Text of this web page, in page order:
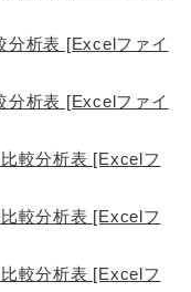
分析表 [Excelファイ
分析表 [Excelファイ
較分析表 [Excelフ
較分析表 [Excelフ
較分析表 [Excelフ